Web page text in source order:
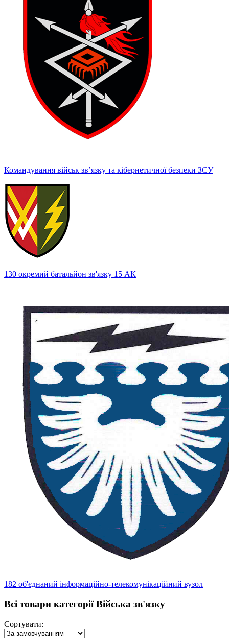
Командування військ зв’язку та кібернетичної безпеки ЗСУ
130 окремий батальйон зв'язку 15 АК
182 об'єднаний інформаційно-телекомунікаційний вузол
Всі товари категорії Війська зв'язку
Сортувати: